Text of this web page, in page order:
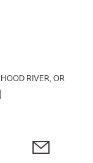
HOOD RIVER, OR